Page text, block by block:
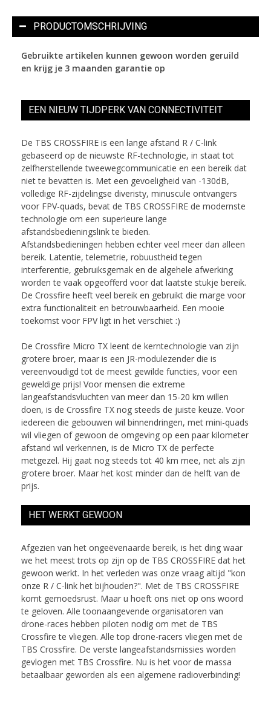
PRODUCTOMSCHRIJVING
Gebruikte artikelen kunnen gewoon worden geruild
en krijg je 3 maanden garantie op
EEN NIEUW TIJDPERK VAN CONNECTIVITEIT
De TBS CROSSFIRE is een lange afstand R / C-link
gebaseerd op de nieuwste RF-technologie, in staat tot
zelfherstellende tweewegcommunicatie en een bereik dat
niet te bevatten is. Met een gevoeligheid van -130dB,
volledige RF-zijdelingse diveristy, minuscule ontvangers
voor FPV-quads, bevat de TBS CROSSFIRE de modernste
technologie om een ​​superieure lange
afstandsbedieningslink te bieden.
Afstandsbedieningen hebben echter veel meer dan alleen
bereik. Latentie, telemetrie, robuustheid tegen
interferentie, gebruiksgemak en de algehele afwerking
worden te vaak opgeofferd voor dat laatste stukje bereik.
De Crossfire heeft veel bereik en gebruikt die marge voor
extra functionaliteit en betrouwbaarheid. Een mooie
toekomst voor FPV ligt in het verschiet :)
De Crossfire Micro TX leent de kerntechnologie van zijn
grotere broer, maar is een JR-modulezender die is
vereenvoudigd tot de meest gewilde functies, voor een
geweldige prijs! Voor mensen die extreme
langeafstandsvluchten van meer dan 15-20 km willen
doen, is de Crossfire TX nog steeds de juiste keuze. Voor
iedereen die gebouwen wil binnendringen, met mini-quads
wil vliegen of gewoon de omgeving op een paar kilometer
afstand wil verkennen, is de Micro TX de perfecte
metgezel. Hij gaat nog steeds tot 40 km mee, net als zijn
grotere broer. Maar het kost minder dan de helft van de
prijs.
HET WERKT GEWOON
Afgezien van het ongeëvenaarde bereik, is het ding waar
we het meest trots op zijn op de TBS CROSSFIRE dat het
gewoon werkt. In het verleden was onze vraag altijd "kon
onze R / C-link het bijhouden?". Met de TBS CROSSFIRE
komt gemoedsrust. Maar u hoeft ons niet op ons woord
te geloven. Alle toonaangevende organisatoren van
drone-races hebben piloten nodig om met de TBS
Crossfire te vliegen. Alle top drone-racers vliegen met de
TBS Crossfire. De verste langeafstandsmissies worden
gevlogen met TBS Crossfire. Nu is het voor de massa
betaalbaar geworden als een algemene radioverbinding!